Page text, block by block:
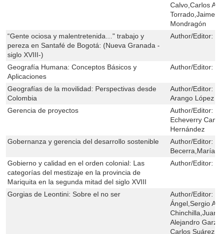
Calvo,Carlos
Torrado,Jaime
Mondragón
“Gente ociosa y malentretenida…" trabajo y
pereza en Santafé de Bogotá: (Nueva Granada -
siglo XVIII-)
Author/Editor:
Geografía Humana: Conceptos Básicos y
Aplicaciones
Author/Editor:
Geografías de la movilidad: Perspectivas desde
Colombia
Author/Editor:
Arango López
Gerencia de proyectos
Author/Editor:
Echeverry
Hernández
Gobernanza y gerencia del desarrollo sostenible
Author/Editor:
Becerra,María
Gobierno y calidad en el orden colonial: Las
categorías del mestizaje en la provincia de
Mariquita en la segunda mitad del siglo XVIII
Author/Editor:
Gorgias de Leontini: Sobre el no ser Author/Editor:
Ángel,Sergio
Chinchilla,Juan
Alejandro
Carlos